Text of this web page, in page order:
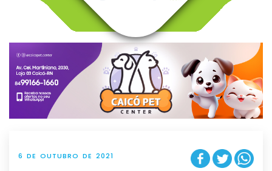
v
g
t
i
o
n
6 DE OUTUBRO DE 2021